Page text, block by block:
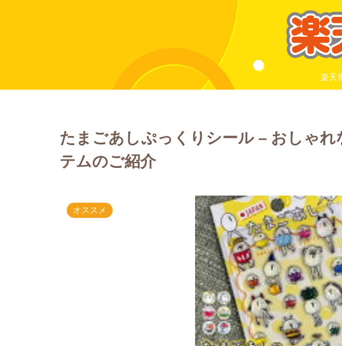
楽天
たまごあしぷっくりシール – おしゃれ
テムのご紹介
オススメ